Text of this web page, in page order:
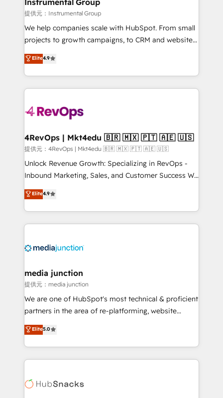
Won HubSpot Theme Challenge 2021 🌟INBOUND’19
HubSpot Rising Star Why us? Harnessing the full
potential of the powerful HubSpot CRM. ✔️A team of
HubSpot experience ✔️Flexible pricing models —
Hourly-fee (assigned one Dedicated HubSpot
requirement). ✔️Helped over 25,000+ customers so
far with our HubSpot solutions. ✔️Bespoke apps &
on-demand bundle services. Connect with us today!
Instrumental Group
提供元：Instrumental Group
We help companies scale with HubSpot. From small
projects to growth campaigns, to CRM and websites.
Hire an agency that's experienced in every inch of
HubSpot and willing to work hand-in-hand with your
team to simplify the complex and build a better
experience for your team and customers.
Elite4.9
4RevOps | Mkt4edu 🇧🇷 🇲🇽 🇵🇹 🇦🇪 🇺🇸
提供元：4RevOps | Mkt4edu 🇧🇷 🇲🇽 🇵🇹 🇦🇪 🇺🇸
Unlock Revenue Growth: Specializing in RevOps -
Inbound Marketing, Sales, and Customer Success We
specialize in driving revenue growth for companies
across industries through tailored marketing, sales,
and customer success strategies, utilizing RevOps
methodologies. As Latin America's largest HubSpot
offer unparalleled insights. Operating in five
Mexico, USA, and Portugal—we've executed over a
hundred successful operations. Our approach,
rooted in RevOps principles, integrates analysis,
training, planning, and qualification. Leveraging
inbound marketing tactics, we focus on
understanding, nurturing, and converting leads.
competitive market.
Elite4.9
media junction
提供元：media junction
We are one of HubSpot's most technical & proficient
partners in the area of re-platforming, website
design & development. We specialize in multi-hub
implementations for mid-market & enterprise
companies. We are woman-owned, powered by
coffee, and we ❤️ dogs. We produce award-winning
Impact Award 🏆2022 Technical Expertise Impact
Elite5.0